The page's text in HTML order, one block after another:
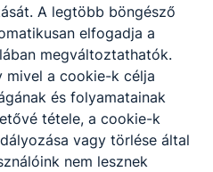
A legtöbb böngésző
elfogadja a
megváltoztathatók.
mivel a cookie-k célja
és folyamatainak
tétele, a cookie-k
vagy törlése által
nem lesznek